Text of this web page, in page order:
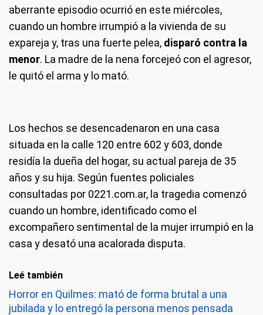
aberrante episodio ocurrió en este miércoles,
cuando un hombre irrumpió a la vivienda de su
expareja y, tras una fuerte pelea, disparó contra la
menor. La madre de la nena forcejeó con el agresor,
le quitó el arma y lo mató.
Los hechos se desencadenaron en una casa
situada en la calle 120 entre 602 y 603, donde
residía la dueña del hogar, su actual pareja de 35
años y su hija. Según fuentes policiales
consultadas por 0221.com.ar, la tragedia comenzó
cuando un hombre, identificado como el
excompañero sentimental de la mujer irrumpió en la
casa y desató una acalorada disputa.
Leé también
Horror en Quilmes: mató de forma brutal a una
jubilada y lo entregó la persona menos pensada